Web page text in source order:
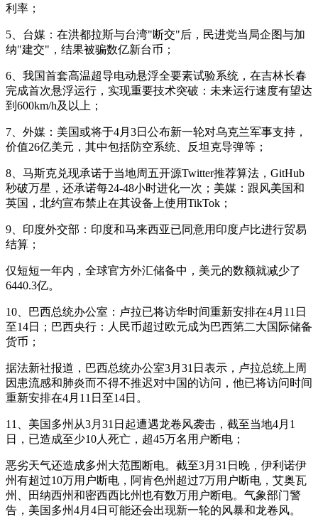
利率；
5、台媒：在洪都拉斯与台湾"断交"后，民进党当局企图与加
纳"建交"，结果被骗数亿新台币；
6、我国首套高温超导电动悬浮全要素试验系统，在吉林长春
完成首次悬浮运行，实现重要技术突破：未来运行速度有望达
到600km/h及以上；
7、外媒：美国或将于4月3日公布新一轮对乌克兰军事支持，
价值26亿美元，其中包括防空系统、反坦克导弹等；
8、马斯克兑现承诺于当地周五开源Twitter推荐算法，GitHub
秒破万星，还承诺每24-48小时进化一次；美媒：跟风美国和
英国，北约宣布禁止在其设备上使用TikTok；
9、印度外交部：印度和马来西亚已同意用印度卢比进行贸易
结算；
仅短短一年内，全球官方外汇储备中，美元的数额就减少了
6440.3亿。
10、巴西总统办公室：卢拉已将访华时间重新安排在4月11日
至14日；巴西央行：人民币超过欧元成为巴西第二大国际储备
货币；
据法新社报道，巴西总统办公室3月31日表示，卢拉总统上周
因患流感和肺炎而不得不推迟对中国的访问，他已将访问时间
重新安排在4月11日至14日。
11、美国多州从3月31日起遭遇龙卷风袭击，截至当地4月1
日，已造成至少10人死亡，超45万名用户断电；
恶劣天气还造成多州大范围断电。截至3月31日晚，伊利诺伊
州有超过10万用户断电，阿肯色州超过7万用户断电，艾奥瓦
州、田纳西州和密西西比州也有数万用户断电。气象部门警
告，美国多州4月4日可能还会出现新一轮的风暴和龙卷风。